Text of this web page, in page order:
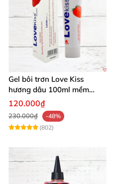
Gel bôi trơn Love Kiss
hương dâu 100ml mềm
mượt an toàn thơm
120.000₫
230.000₫
-48%
(802)